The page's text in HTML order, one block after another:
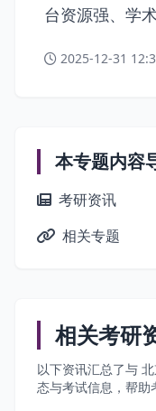
台资源强、学
2025-12-31
本专题内容
考研资讯
相关专题
相关考研
以下资讯汇总了与
态与考试信息，帮助